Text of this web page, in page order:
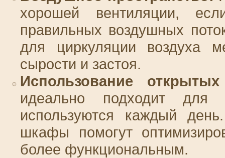
хорошей вентиляции,
правильных воздушных
для циркуляции воздуха
сырости и застоя.
Использование
идеально подходит
используются каждый
шкафы помогут
более функциональным.